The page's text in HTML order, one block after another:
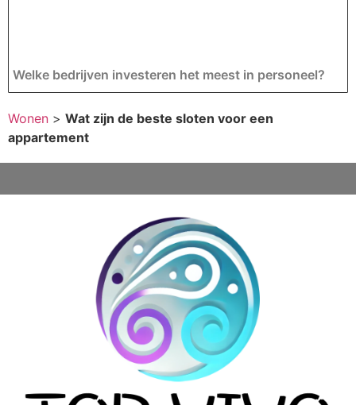
Welke bedrijven investeren het meest in personeel?
Wonen > Wat zijn de beste sloten voor een
appartement